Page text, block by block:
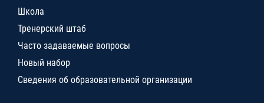
Школа
Тренерский штаб
Часто задаваемые вопросы
Новый набор
Сведения об образовательной организации